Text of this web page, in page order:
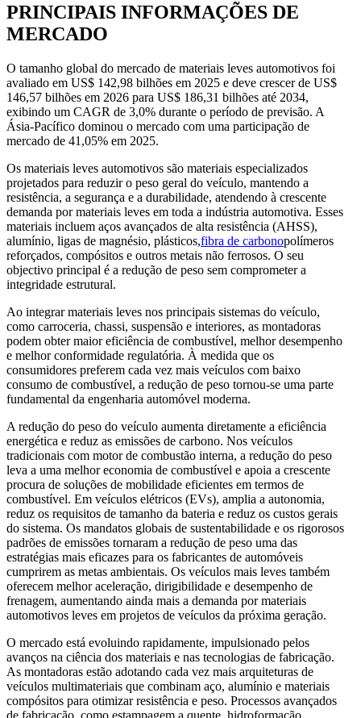
PRINCIPAIS INFORMAÇÕES DE
MERCADO
O tamanho global do mercado de materiais leves automotivos foi
avaliado em US$ 142,98 bilhões em 2025 e deve crescer de US$
146,57 bilhões em 2026 para US$ 186,31 bilhões até 2034,
exibindo um CAGR de 3,0% durante o período de previsão. A
Ásia-Pacífico dominou o mercado com uma participação de
mercado de 41,05% em 2025.
Os materiais leves automotivos são materiais especializados
projetados para reduzir o peso geral do veículo, mantendo a
resistência, a segurança e a durabilidade, atendendo à crescente
demanda por materiais leves em toda a indústria automotiva. Esses
materiais incluem aços avançados de alta resistência (AHSS),
alumínio, ligas de magnésio, plásticos,fibra de carbonopolímeros
reforçados, compósitos e outros metais não ferrosos. O seu
objectivo principal é a redução de peso sem comprometer a
integridade estrutural.
Ao integrar materiais leves nos principais sistemas do veículo,
como carroceria, chassi, suspensão e interiores, as montadoras
podem obter maior eficiência de combustível, melhor desempenho
e melhor conformidade regulatória. À medida que os
consumidores preferem cada vez mais veículos com baixo
consumo de combustível, a redução de peso tornou-se uma parte
fundamental da engenharia automóvel moderna.
A redução do peso do veículo aumenta diretamente a eficiência
energética e reduz as emissões de carbono. Nos veículos
tradicionais com motor de combustão interna, a redução do peso
leva a uma melhor economia de combustível e apoia a crescente
procura de soluções de mobilidade eficientes em termos de
combustível. Em veículos elétricos (EVs), amplia a autonomia,
reduz os requisitos de tamanho da bateria e reduz os custos gerais
do sistema. Os mandatos globais de sustentabilidade e os rigorosos
padrões de emissões tornaram a redução de peso uma das
estratégias mais eficazes para os fabricantes de automóveis
cumprirem as metas ambientais. Os veículos mais leves também
oferecem melhor aceleração, dirigibilidade e desempenho de
frenagem, aumentando ainda mais a demanda por materiais
automotivos leves em projetos de veículos da próxima geração.
O mercado está evoluindo rapidamente, impulsionado pelos
avanços na ciência dos materiais e nas tecnologias de fabricação.
As montadoras estão adotando cada vez mais arquiteturas de
veículos multimateriais que combinam aço, alumínio e materiais
compósitos para otimizar resistência e peso. Processos avançados
de fabricação, como estampagem a quente, hidroformação,